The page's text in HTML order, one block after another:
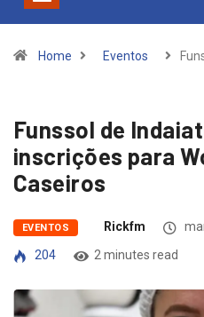
Home Eventos
Funssol de
inscrições para
Caseiros
EVENTOS Rickfm
204
2 minutes read